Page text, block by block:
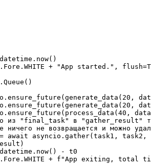
+ "App started.",
из "final_task" в "gather_result"
ничего не возвращается и можно
await asyncio.gather(task1, task2,
- t0
+ f"App exiting, total